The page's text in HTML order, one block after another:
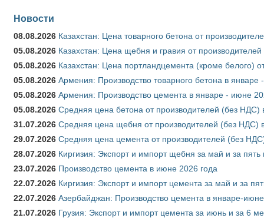
Новости
08.08.2026 Казахстан: Цена товарного бетона от
05.08.2026 Казахстан: Цена щебня и гравия от
05.08.2026 Казахстан: Цена портландцемента (кроме белого)
05.08.2026 Армения: Производство товарного бетона в январе
05.08.2026 Армения: Производство цемента в январе - июне
05.08.2026 Средняя цена бетона от производителей (без НДС)
31.07.2026 Средняя цена щебня от производителей (без НДС)
29.07.2026 Средняя цена цемента от производителей (без
28.07.2026 Киргизия: Экспорт и импорт щебня за май и за
23.07.2026 Производство цемента в июне 2026 года
22.07.2026 Киргизия: Экспорт и импорт цемента за май и за
22.07.2026 Азербайджан: Производство цемента в январе-
21.07.2026 Грузия: Экспорт и импорт цемента за июнь и за 6